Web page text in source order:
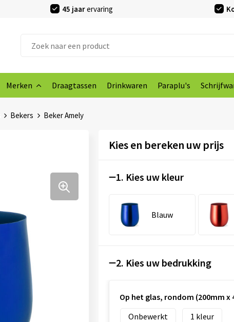
45 jaarervaring
Merken Draagtassen Drinkwaren Paraplu's
Bekers Beker Amely
Kies en bereken uw prijs
1. Kies uw kleur
Blauw
2. Kies uw bedrukking
Op het glas, rondom (200mm x
Onbewerkt
1